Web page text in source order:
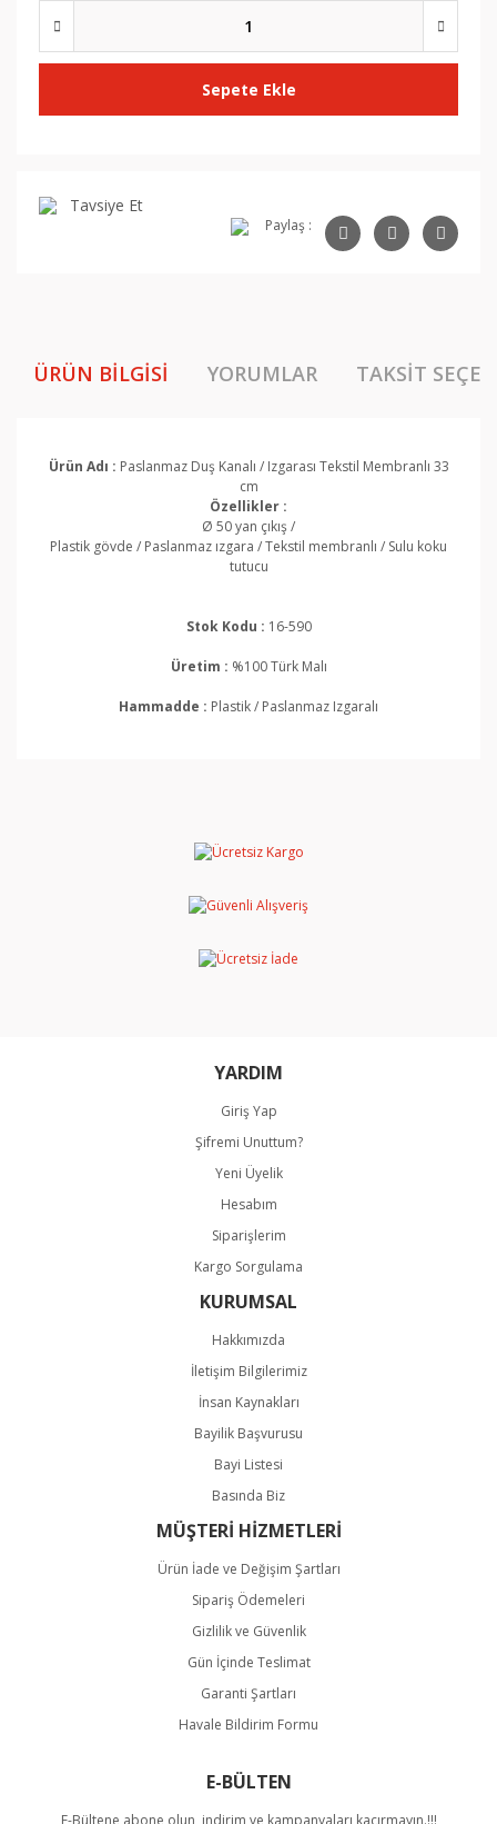
Sepete Ekle
Tavsiye Et
Paylaş :
ÜRÜN BILGISI YORUMLAR TAKSIT
Ürün Adı : Paslanmaz Duş Kanalı / Izgarası Tekstil Membranlı 33
cm
Özellikler :
Ø 50 yan çıkış /
Plastik gövde / Paslanmaz ızgara / Tekstil membranlı / Sulu koku
tutucu
Stok Kodu : 16-590
Üretim : %100 Türk Malı
Hammadde : Plastik / Paslanmaz Izgaralı
Yorum Yaz
Ürün açıklamasında eksik bilgiler bulunuyor.
Gönder
YARDIM
Giriş Yap
Şifremi Unuttum?
Yeni Üyelik
Hesabım
Siparişlerim
Kargo Sorgulama
KURUMSAL
Hakkımızda
İletişim Bilgilerimiz
İnsan Kaynakları
Bayilik Başvurusu
Bayi Listesi
Basında Biz
MÜŞTERİ HİZMETLERİ
Ürün İade ve Değişim Şartları
Sipariş Ödemeleri
Gizlilik ve Güvenlik
Gün İçinde Teslimat
Garanti Şartları
Havale Bildirim Formu
E-BÜLTEN
E-Bültene abone olun, indirim ve kampanyaları kaçırmayın.!!!